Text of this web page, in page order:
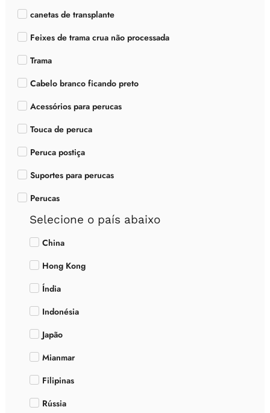
canetas de transplante
Feixes de trama crua não processada
Trama
Cabelo branco ficando preto
Acessórios para perucas
Touca de peruca
Peruca postiça
Suportes para perucas
Perucas
Selecione o país abaixo
China
Hong Kong
Índia
Indonésia
Japão
Mianmar
Filipinas
Rússia